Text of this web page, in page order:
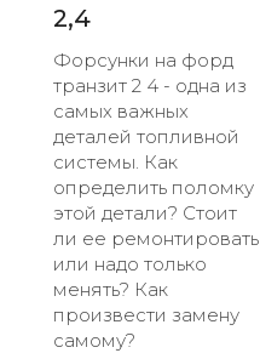
2,4
Форсунки на форд
транзит 2 4 - одна из
самых важных
деталей топливной
системы. Как
определить поломку
этой детали? Стоит
ли ее ремонтировать
или надо только
менять? Как
произвести замену
самому?